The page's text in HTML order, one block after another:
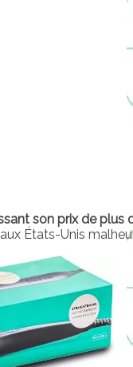
son prix de plus
États-Unis